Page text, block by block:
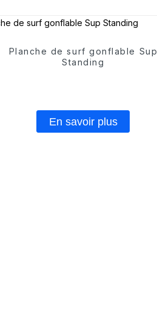
Planche de surf gonflable Sup
Standing
En savoir plus